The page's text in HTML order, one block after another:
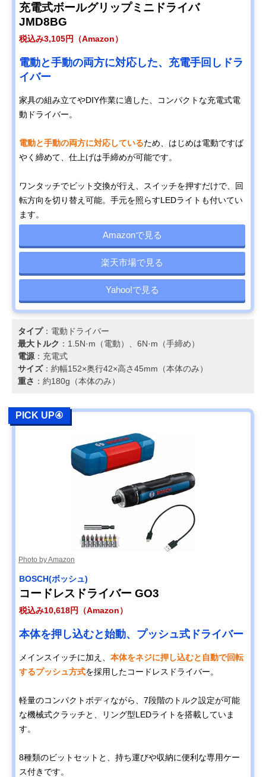
充電式ボールグリップミニドライバ
JMD8BG
税込み3,105円（Amazon）
電動と手動の両方に対応した、充電手回しドラ
イバー
家具の組み立てやDIY作業に適した、コンパクトな充電式電
動ドライバー。
電動と手動の両方に対応しているため、はじめは電動ですば
やく締めて、仕上げは手締めが可能です。
ワンタッチでビット交換が行え、スイッチを押すだけで、回
転方向を切り替え可能。手元を照らすLEDライトも付いてい
ます。
Amazonで見る
楽天市場で見る
Yahoo!で見る
タイプ：電動ドライバー
最大トルク ：1.5N·m（電動）、6N·m（手締め）
電源 ：充電式
サイズ：約幅152×奥行42×高さ45mm（本体のみ）
重さ ：約180g（本体のみ）
PICK UP④
Photo by Amazon
BOSCH(ボッシュ)
コードレスドライバー GO3
税込み10,618円（Amazon）
本体を押し込むと始動、プッシュ式ドライバー
メインスイッチに加え、 本体をネジに押し込むと自動で回転
するプッシュ方式を採用したコードレスドライバー。
軽量のコンパクトボディながら、7段階のトルク設定が可能
な機械式クラッチと、リング型LEDライトを搭載していま
す。
8種類のビットセットと、持ち運びや収納に便利な専用ケー
ス付きです。